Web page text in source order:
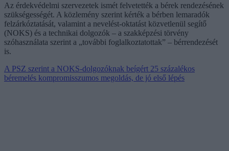
Az érdekvédelmi szervezetek ismét felvetették a bérek rendezésének
szükségességét. A közlemény szerint kérték a bérben lemaradók
felzárkóztatását, valamint a nevelést-oktatást közvetlenül segítő
(NOKS) és a technikai dolgozók – a szakképzési törvény
szóhasználata szerint a „további foglalkoztatottak” – bérrendezését
is.
A PSZ szerint a NOKS-dolgozóknak beígért 25 százalékos
béremelés kompromisszumos megoldás, de jó első lépés